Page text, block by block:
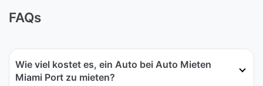
FAQs
Wie viel kostet es, ein Auto bei Auto Mieten
Miami Port zu mieten?